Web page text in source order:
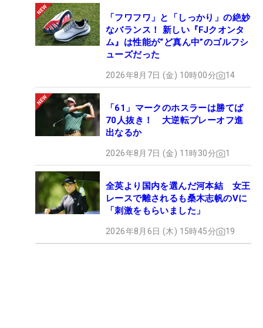
「フワフワ」と「しっかり」の絶妙
なバランス！ 新しい『FJクオンタ
ム』は性能が“ど真ん中”のゴルフシ
ューズだった
2026年8月7日 (金) 10時00分 14
「61」マークのホスラーは勝てば
70人抜き！ 大逆転プレーオフ進
出なるか
2026年8月7日 (金) 11時30分 1
全英より国内を選んだ河本結 女王
レースで離されるも桑木志帆のVに
「刺激をもらいました」
2026年8月6日 (木) 15時45分 19